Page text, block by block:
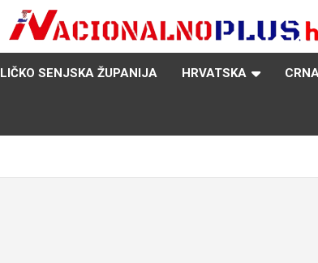
NacionalnoPlus.hr
Nacija želi znati više
LIČKO SENJSKA ŽUPANIJA HRVATSKA